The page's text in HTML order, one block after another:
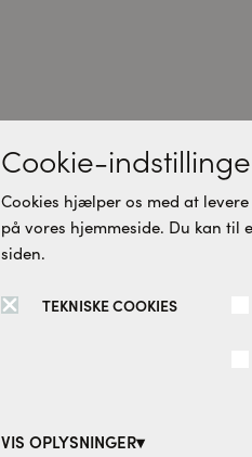
Cookie-
Cookies hjælper os med at
på vores hjemmeside. Du kan
siden.
TEKNISKE COOKIES
VIS OPLYSNINGER
Du vil